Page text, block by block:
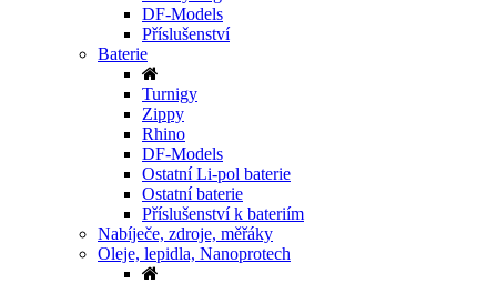
DF-Models
Příslušenství
Baterie
Turnigy
Zippy
Rhino
DF-Models
Ostatní Li-pol baterie
Ostatní baterie
Příslušenství k bateriím
Nabíječe, zdroje, měřáky
Oleje, lepidla, Nanoprotech